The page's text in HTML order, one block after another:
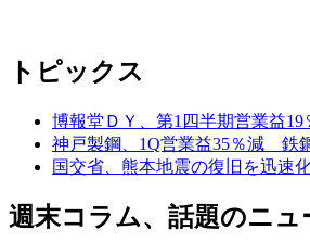
トピックス
博報堂ＤＹ、第1四半期営業益
神戸製鋼、1Q営業益35％減 鉄
国交省、熊本地震の復旧を迅
週末コラム、話題のニュ